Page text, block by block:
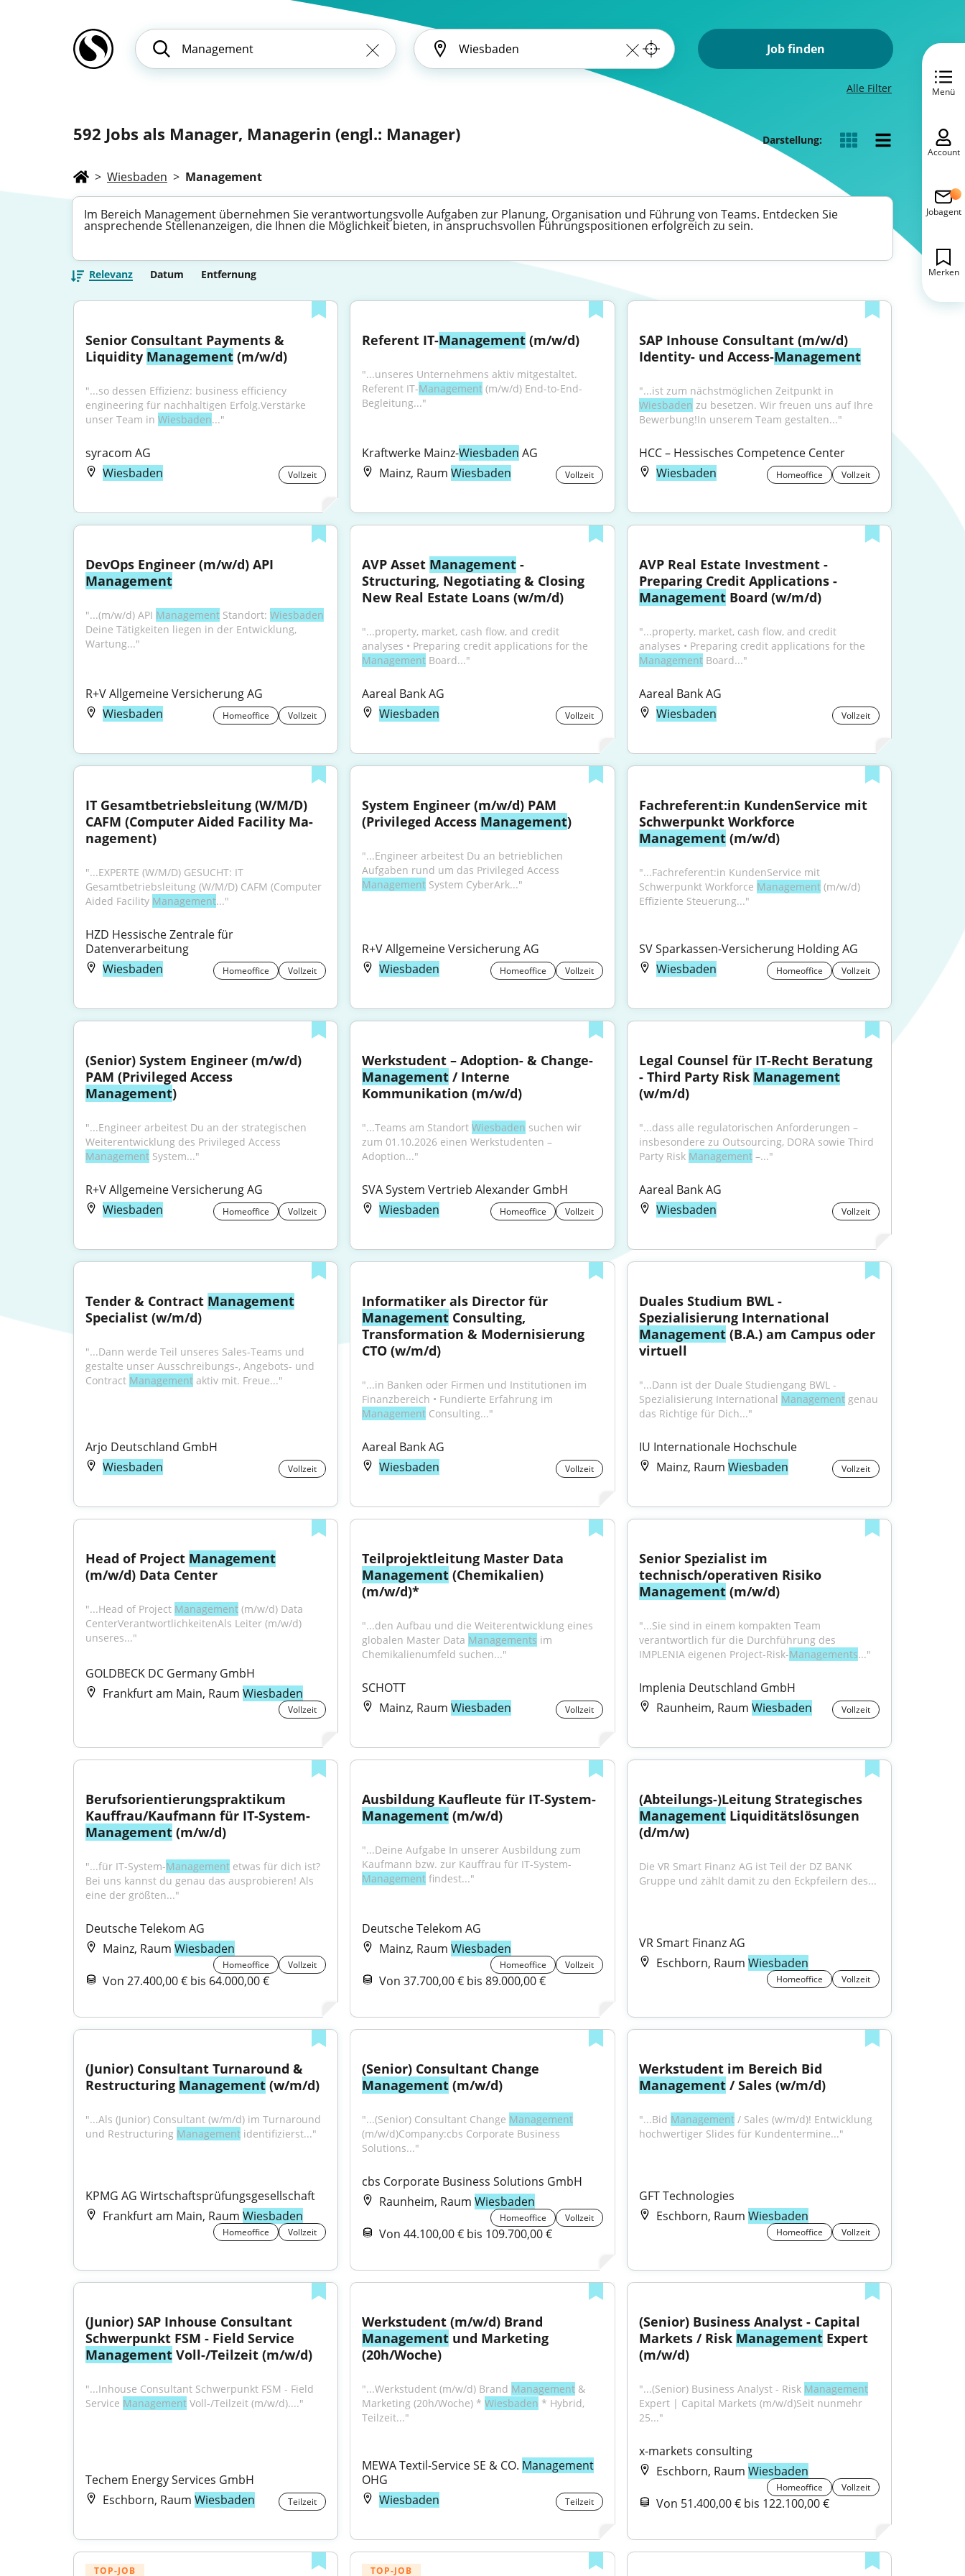
Job finden
Alle Filter
592 Jobs als Manager, Managerin (engl.: Manager) Darstellung:
> Wiesbaden > Management
Im Bereich Management übernehmen Sie verantwortungsvolle Aufgaben zur Planung, Organisation und Führung von Teams. Entdecken Sie
ansprechende Stellenanzeigen, die Ihnen die Möglichkeit bieten, in anspruchsvollen Führungspositionen erfolgreich zu sein.
Relevanz Datum Entfernung
Senior Consultant Payments &
Liquidity Management (m/w/d)
"...so dessen Effizienz: business efficiency
engineering für nachhaltigen Erfolg.Verstärke
unser Team in Wiesbaden..."
syracom AG
Wiesbaden
Vollzeit
Referent IT-Management (m/w/d)
"...unseres Unternehmens aktiv mitgestaltet.
Referent IT-Management (m/w/d) End-to-End-
Begleitung..."
Kraftwerke Mainz-Wiesbaden AG
Mainz, RaumWiesbaden Vollzeit
SAP Inhouse Consultant (m/w/d)
Identity- und Access-Management
Wiesbaden zu besetzen. Wir freuen uns auf Ihre
Bewerbung!In unserem Team gestalten..."
HCC – Hessisches Competence Center
Wiesbaden
Homeoffice Vollzeit
Management
"...(m/w/d) API Management Standort: Wiesbaden
Deine Tätigkeiten liegen in der Entwicklung,
Wartung..."
R+V Allgemeine Versicherung AG
Wiesbaden
Homeoffice Vollzeit
AVP Asset Management -
Structuring, Negotiating & Closing
New Real Estate Loans (w/m/d)
"...property, market, cash flow, and credit
Management Board..."
Aareal Bank AG
Wiesbaden
Vollzeit
AVP Real Estate Investment -
Preparing Credit Applications -
Management Board (w/m/d)
"...property, market, cash flow, and credit
Management Board..."
Aareal Bank AG
Wiesbaden
Vollzeit
IT Gesamtbetriebsleitung (W/M/D)
CAFM (Computer Aided Facility Ma-
nagement)
"...EXPERTE (W/M/D) GESUCHT: IT
Gesamtbetriebsleitung (W/M/D) CAFM (Computer
Aided Facility Management..."
HZD Hessische Zentrale für
Datenverarbeitung
Wiesbaden
Homeoffice Vollzeit
System Engineer (m/w/d) PAM
(Privileged Access Management)
"...Engineer arbeitest Du an betrieblichen
Management System CyberArk..."
R+V Allgemeine Versicherung AG
Wiesbaden
Homeoffice Vollzeit
Fachreferent:in KundenService mit
Management (m/w/d)
"...Fachreferent:in KundenService mit
Schwerpunkt Workforce Management (m/w/d)
Effiziente Steuerung..."
SV Sparkassen-Versicherung Holding AG
Wiesbaden
Homeoffice Vollzeit
(Senior) System Engineer (m/w/d)
Management)
"...Engineer arbeitest Du an der strategischen
Management System..."
R+V Allgemeine Versicherung AG
Wiesbaden
Homeoffice Vollzeit
Werkstudent – Adoption- & Change-
Management / Interne
Kommunikation (m/w/d)
"...Teams am Standort Wiesbaden suchen wir
zum 01.10.2026 einen Werkstudenten –
Adoption..."
SVA System Vertrieb Alexander GmbH
Wiesbaden
Homeoffice Vollzeit
Legal Counsel für IT-Recht Beratung
- Third Party Risk Management
(w/m/d)
"...dass alle regulatorischen Anforderungen –
insbesondere zu Outsourcing, DORA sowie Third
Party Risk Management –..."
Aareal Bank AG
Wiesbaden
Vollzeit
Tender & Contract Management
Specialist (w/m/d)
"...Dann werde Teil unseres Sales-Teams und
gestalte unser Ausschreibungs-, Angebots- und
Contract Management aktiv mit. Freue..."
Arjo Deutschland GmbH
Wiesbaden
Vollzeit
Management Consulting,
Transformation & Modernisierung
CTO (w/m/d)
"...in Banken oder Firmen und Institutionen im
Management Consulting..."
Aareal Bank AG
Wiesbaden
Vollzeit
Duales Studium BWL -
Management (B.A.) am Campus oder
virtuell
"...Dann ist der Duale Studiengang BWL -
Spezialisierung International Management genau
das Richtige für Dich..."
IU Internationale Hochschule
Mainz, Raum Wiesbaden Vollzeit
Head of Project Management
(m/w/d) Data Center
"...Head of Project Management (m/w/d) Data
CenterVerantwortlichkeitenAls Leiter (m/w/d)
unseres..."
GOLDBECK DC Germany GmbH
Frankfurt am Main, Raum Wiesbaden
Vollzeit
Management (Chemikalien)
(m/w/d)*
"...den Aufbau und die Weiterentwicklung eines
globalen Master Data Managements im
Chemikalienumfeld suchen..."
SCHOTT
Mainz, RaumWiesbaden Vollzeit
Senior Spezialist im
technisch/operativen Risiko
Management (m/w/d)
"...Sie sind in einem kompakten Team
verantwortlich für die Durchführung des
IMPLENIA eigenen Project-Risk-Managements..."
Implenia Deutschland GmbH
Raunheim, Raum Wiesbaden Vollzeit
Berufsorientierungspraktikum
Kauffrau/Kaufmann für IT-System-
Management (m/w/d)
"...für IT-System-Management etwas für dich ist?
Bei uns kannst du genau das ausprobieren! Als
eine der größten..."
Deutsche Telekom AG
Mainz, Raum Wiesbaden
Homeoffice Vollzeit
Von 27.400,00 € bis 64.000,00 €
Ausbildung Kaufleute für IT-System-
Management (m/w/d)
"...Deine Aufgabe In unserer Ausbildung zum
Kaufmann bzw. zur Kauffrau für IT-System-
Management findest..."
Deutsche Telekom AG
Mainz, RaumWiesbaden
Homeoffice Vollzeit
Von 37.700,00 € bis 89.000,00 €
(Abteilungs-)Leitung Strategisches
Management Liquiditätslösungen
(d/m/w)
Die VR Smart Finanz AG ist Teil der DZ BANK
Gruppe und zählt damit zu den Eckpfeilern des...
VR Smart Finanz AG
Eschborn, Raum Wiesbaden
Homeoffice Vollzeit
(Junior) Consultant Turnaround &
Restructuring Management (w/m/d)
"...Als (Junior) Consultant (w/m/d) im Turnaround
und Restructuring Management identifizierst..."
KPMG AG Wirtschaftsprüfungsgesellschaft
Frankfurt am Main, Raum Wiesbaden
Homeoffice Vollzeit
Management (m/w/d)
"...(Senior) Consultant Change Management
(m/w/d)Company:cbs Corporate Business
Solutions..."
cbs Corporate Business Solutions GmbH
Raunheim, RaumWiesbaden
Homeoffice Vollzeit
Von 44.100,00 € bis 109.700,00 €
Management / Sales (w/m/d)
"...Bid Management / Sales (w/m/d)! Entwicklung
hochwertiger Slides für Kundentermine..."
GFT Technologies
Eschborn, Raum Wiesbaden
Homeoffice Vollzeit
(Junior) SAP Inhouse Consultant
Management Voll-/Teilzeit (m/w/d)
"...Inhouse Consultant Schwerpunkt FSM - Field
Service Management Voll-/Teilzeit (m/w/d)...."
Techem Energy Services GmbH
Eschborn, Raum Wiesbaden Teilzeit
Management und Marketing
(20h/Woche)
"...Werkstudent (m/w/d) Brand Management &
Marketing (20h/Woche) * Wiesbaden * Hybrid,
Teilzeit..."
MEWA Textil-Service SE & CO. Management
OHG
Wiesbaden
Teilzeit
(Senior) Business Analyst - Capital
Markets / Risk Management Expert
(m/w/d)
"...(Senior) Business Analyst - Risk Management
Expert | Capital Markets (m/w/d)Seit nunmehr
25..."
x-markets consulting
Eschborn, Raum Wiesbaden
Homeoffice Vollzeit
Von 51.400,00 € bis 122.100,00 €
TOP-JOB TOP-JOB
Menü
Account
Jobagent
Merken